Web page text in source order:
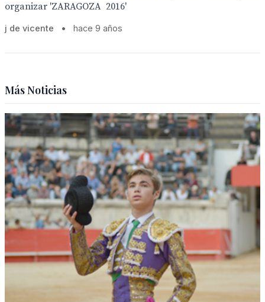
organizar 'ZARAGOZA 2016'
j de vicente • hace 9 años
Más Noticias